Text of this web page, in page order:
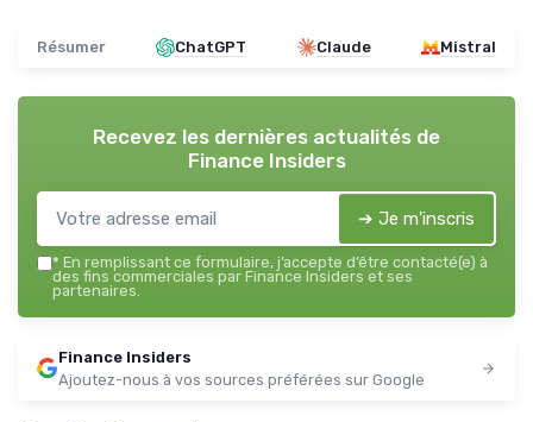
Résumer ChatGPT Claude Mistral
Recevez les dernières actualités de
Finance Insiders
➔ Je m'inscris
* En remplissant ce formulaire, j’accepte d’être contacté(e) à
des fins commerciales par Finance Insiders et ses
partenaires.
Finance Insiders
Ajoutez-nous à vos sources préférées sur Google